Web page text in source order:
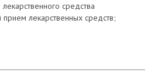
средства
лекарственных средств;